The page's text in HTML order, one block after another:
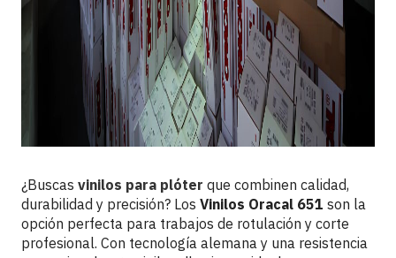
¿Buscas vinilos para plóter que combinen calidad,
durabilidad y precisión? Los Vinilos Oracal 651 son la
opción perfecta para trabajos de rotulación y corte
profesional. Con tecnología alemana y una resistencia